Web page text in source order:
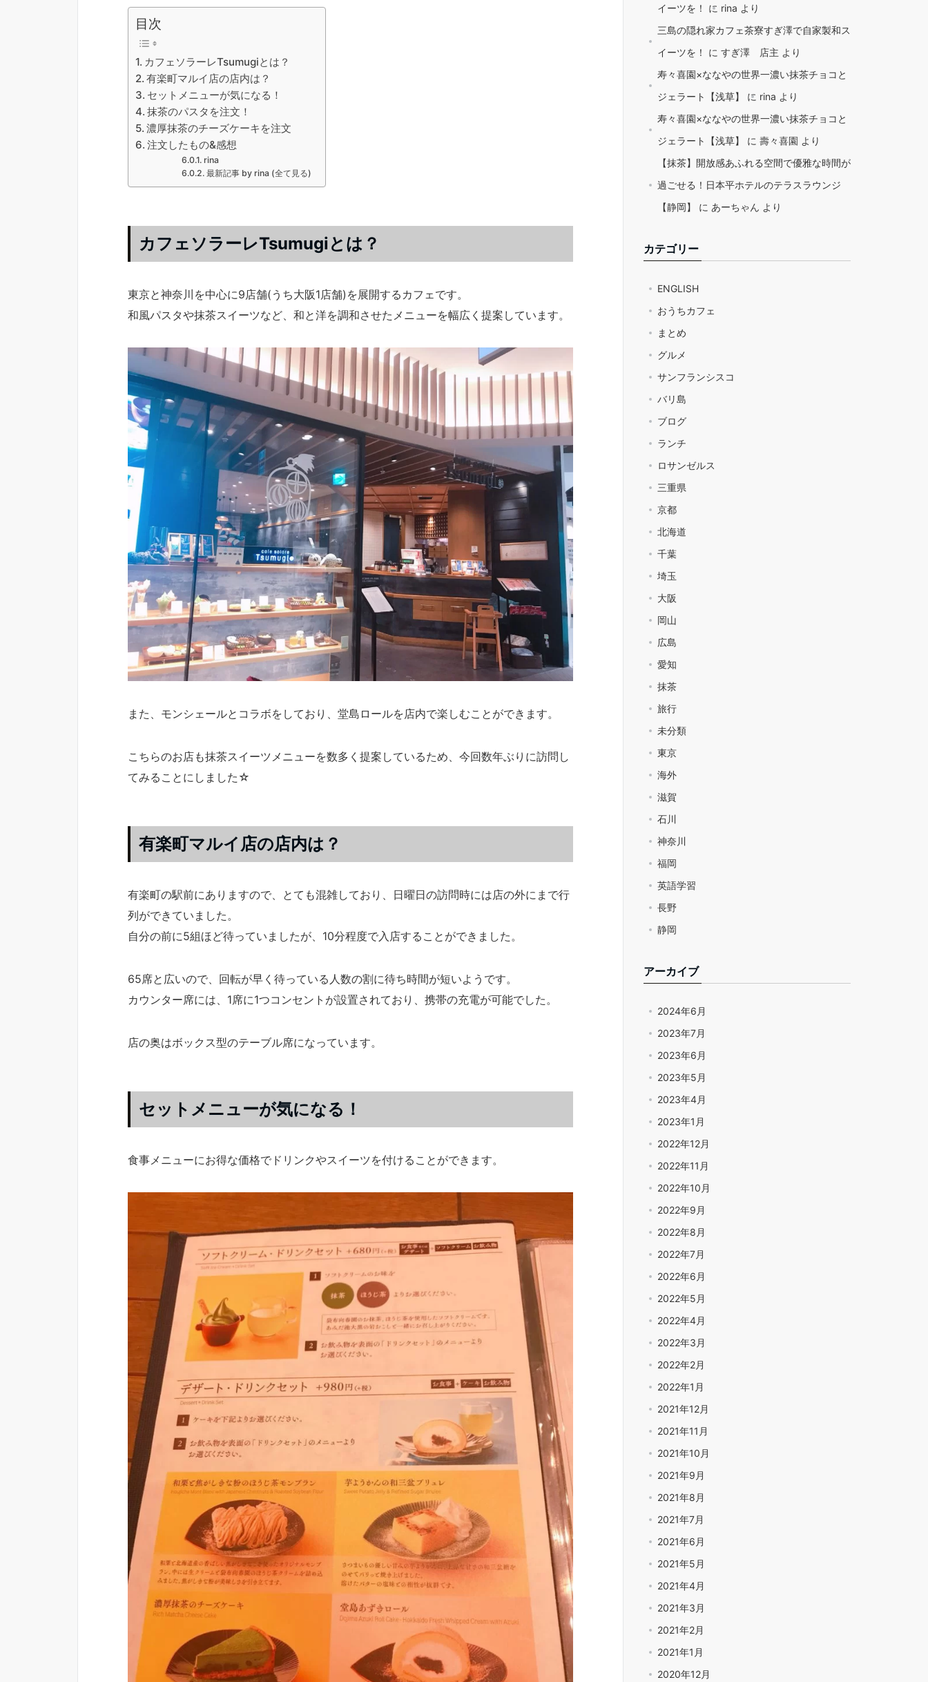
o
k
目次
カフェソラーレTsumugiとは？
有楽町マルイ店の店内は？
セットメニューが気になる！
抹茶のパスタを注文！
濃厚抹茶のチーズケーキを注文
注文したもの&感想
rina
最新記事 by rina (全て見る)
カフェソラーレTsumugiとは？
東京と神奈川を中心に9店舗(うち大阪1店舗)を展開するカフェです。
和風パスタや抹茶スイーツなど、和と洋を調和させたメニューを幅広く提案しています。
また、モンシェールとコラボをしており、堂島ロールを店内で楽しむことができます。
こちらのお店も抹茶スイーツメニューを数多く提案しているため、今回数年ぶりに訪問し
てみることにしました☆
有楽町マルイ店の店内は？
有楽町の駅前にありますので、とても混雑しており、日曜日の訪問時には店の外にまで行
列ができていました。
自分の前に5組ほど待っていましたが、10分程度で入店することができました。
65席と広いので、回転が早く待っている人数の割に待ち時間が短いようです。
カウンター席には、1席に1つコンセントが設置されており、携帯の充電が可能でした。
店の奥はボックス型のテーブル席になっています。
セットメニューが気になる！
食事メニューにお得な価格でドリンクやスイーツを付けることができます。
イーツを！
に rina より
三島の隠れ家カフェ茶寮すぎ澤で自家製和ス
イーツを！
に すぎ澤 店主 より
寿々喜園×ななやの世界一濃い抹茶チョコと
ジェラート【浅草】
に rina より
寿々喜園×ななやの世界一濃い抹茶チョコと
ジェラート【浅草】
に 壽々喜園 より
【抹茶】開放感あふれる空間で優雅な時間が
過ごせる！日本平ホテルのテラスラウンジ
【静岡】
に あーちゃん より
カテゴリー
ENGLISH
おうちカフェ
まとめ
グルメ
サンフランシスコ
バリ島
ブログ
ランチ
ロサンゼルス
三重県
京都
北海道
千葉
埼玉
大阪
岡山
広島
愛知
抹茶
旅行
未分類
東京
海外
滋賀
石川
神奈川
福岡
英語学習
長野
静岡
アーカイブ
2024年6月
2023年7月
2023年6月
2023年5月
2023年4月
2023年1月
2022年12月
2022年11月
2022年10月
2022年9月
2022年8月
2022年7月
2022年6月
2022年5月
2022年4月
2022年3月
2022年2月
2022年1月
2021年12月
2021年11月
2021年10月
2021年9月
2021年8月
2021年7月
2021年6月
2021年5月
2021年4月
2021年3月
2021年2月
2021年1月
2020年12月